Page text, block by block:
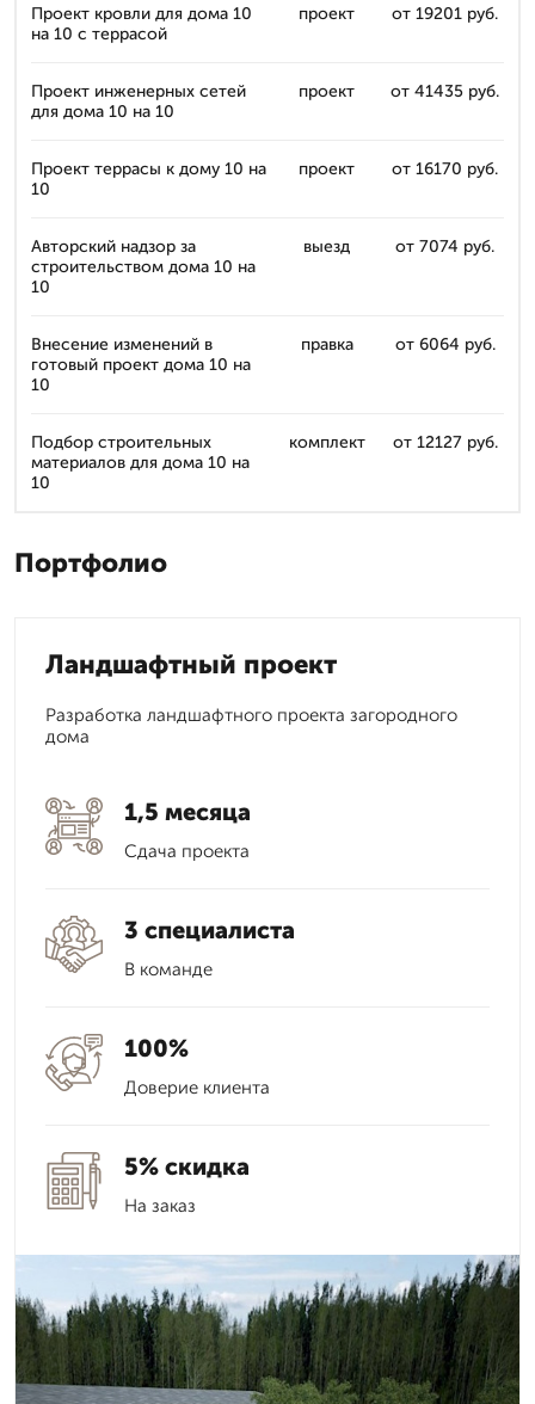
Проект кровли для дома 10
на 10 с террасой
проект от 19201 руб.
Проект инженерных сетей
для дома 10 на 10
проект от 41435 руб.
Проект террасы к дому 10 на
10
проект от 16170 руб.
Авторский надзор за
строительством дома 10 на
10
выезд от 7074 руб.
Внесение изменений в
готовый проект дома 10 на
10
правка от 6064 руб.
Подбор строительных
материалов для дома 10 на
10
комплект от 12127 руб.
Портфолио
Ландшафтный проект
Разработка ландшафтного проекта загородного
дома
1,5 месяца
Сдача проекта
3 специалиста
В команде
100%
Доверие клиента
5% скидка
На заказ